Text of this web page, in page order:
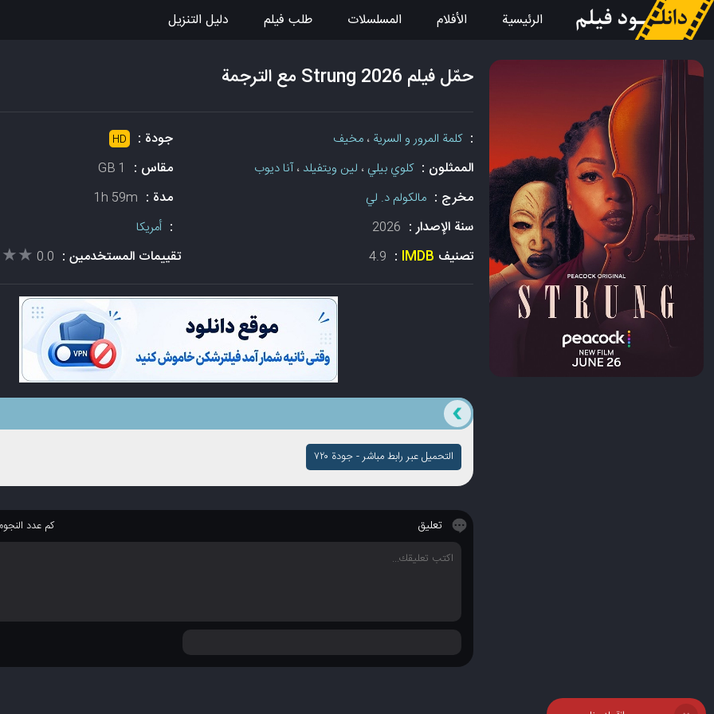
الرئيسية الأفلام المسلسلات طلب فيلم دليل التنزيل
حمّل فيلم Strung 2026 مع الترجمة
:كلمة المرور و السرية ،مخيف جودة : HD
الممثلون :كلوي بيلي ، لين ويتفيلد ،آنا ديوب مقاس : 1 GB
مخرج :مالكولم د. لي مدة : 1h 59m
سنة الإصدار : 2026
:أمريكا
تصنيف IMDB
:
4.9 تقييمات المستخدمين : 0.0
التحميل عبر رابط مباشر - جودة ۷۲۰
تعليق كم عدد